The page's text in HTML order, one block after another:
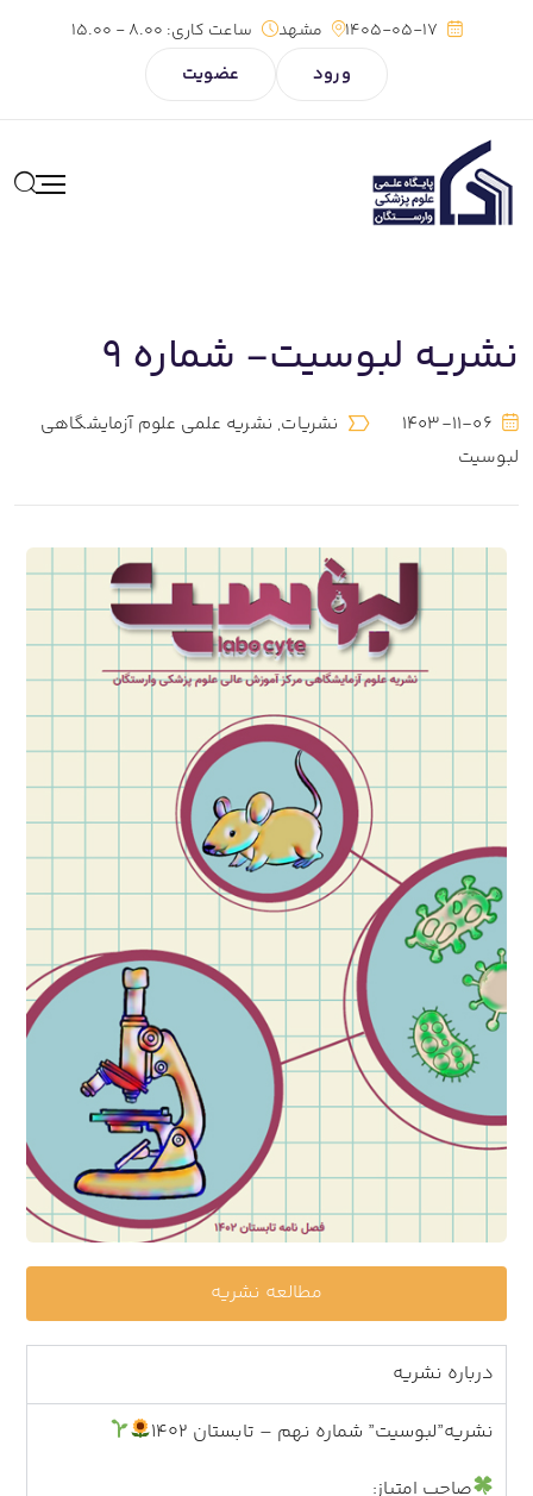
1405-05-17 مشهد ساعت کاری:
ورود عضویت
نشریه لبوسیت- شماره 9
1403-11-06 نشریات, نشریه علمی علوم آزمایشگاهی
لبوسیت
مطالعه نشریه
درباره نشریه
نشریه”لبوسیت” شماره نهم – تابستان ۱۴۰۲
صاحب امتیاز: